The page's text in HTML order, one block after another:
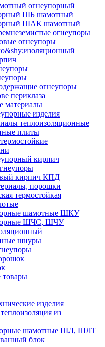
огнеупорный
ШБ шамотный
ШАК шамотный
огнеупоры
огнеупоры
огнеупоры
периклаза
материалы
изделия
теплоизоляционные
плиты
кирпич
кирпич КПД
порошки
термостойкая
шамотные ШКУ
ШЧС, ШЧУ
шнуры
изделия
из
шамотные ШЛ, ШЛТ
блок